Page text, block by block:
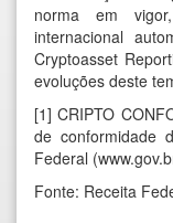
norma em
internacional
Cryptoasset
evoluções deste
[1] CRIPTO
de conformidade
Federal
Fonte: Receita